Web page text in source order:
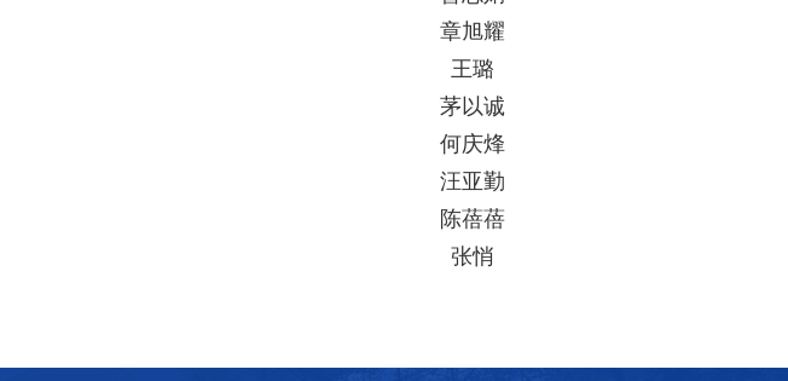
章旭耀
王璐
茅以诚
何庆烽
汪亚勤
陈蓓蓓
张悄